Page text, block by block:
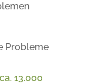
Probleme
13.000